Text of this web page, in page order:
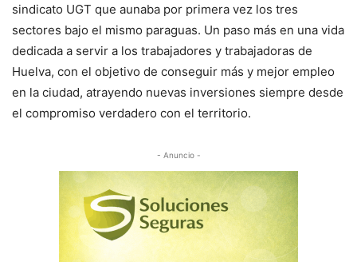
sindicato UGT que aunaba por primera vez los tres
sectores bajo el mismo paraguas. Un paso más en una vida
dedicada a servir a los trabajadores y trabajadoras de
Huelva, con el objetivo de conseguir más y mejor empleo
en la ciudad, atrayendo nuevas inversiones siempre desde
el compromiso verdadero con el territorio.
- Anuncio -